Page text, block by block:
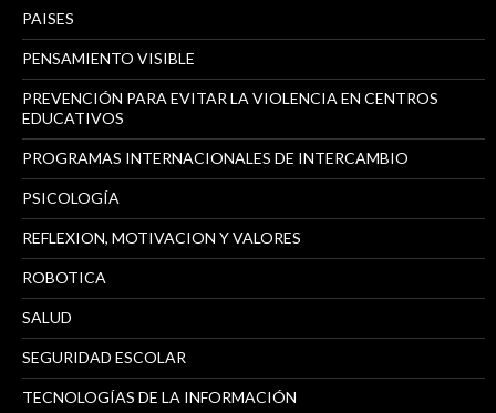
PAISES
PENSAMIENTO VISIBLE
PREVENCIÓN PARA EVITAR LA VIOLENCIA EN CENTROS
EDUCATIVOS
PROGRAMAS INTERNACIONALES DE INTERCAMBIO
PSICOLOGÍA
REFLEXION, MOTIVACION Y VALORES
ROBOTICA
SALUD
SEGURIDAD ESCOLAR
TECNOLOGÍAS DE LA INFORMACIÓN